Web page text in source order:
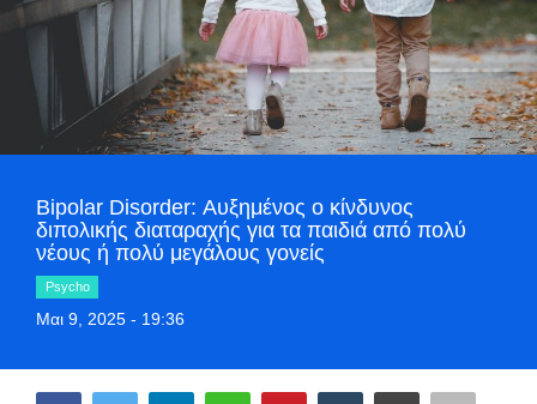
Business
World
Style Adorés
Greece
Bipolar Disorder: Αυξημένος ο κίνδυνος
διπολικής διαταραχής για τα παιδιά από πολύ
νέους ή πολύ μεγάλους γονείς
Psycho
Μαι 9, 2025 - 19:36